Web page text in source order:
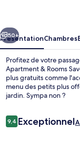
Suivant
50+
PrésentationChambres
Profitez de votre
Apartment & Rooms
plus gratuits comme
menu des petits plus
jardin. Sympa non ?
Avis
voyageurs
9,49,4 sur 10
Exceptionnel